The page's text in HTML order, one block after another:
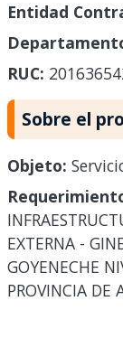
Entidad
RUC:
Sobre el
Objeto:
EXTERNA -
GOYENECHE
PROVINCIA DE